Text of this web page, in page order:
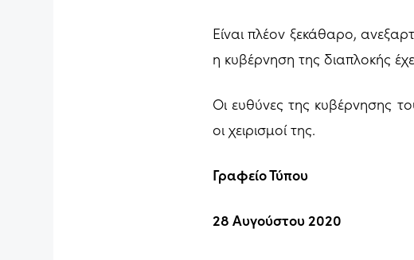
Είναι πλέον ξεκάθαρο,
η κυβέρνηση της διαπλοκής
Οι ευθύνες της κυβέρνησης
οι χειρισμοί της.
Γραφείο Τύπου
28 Αυγούστου 2020